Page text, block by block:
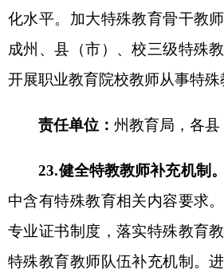
文件下载： 关于印发自治州“十四
发展提升行动实施方案的通知
分享:
图解：《自治州“十四五”特殊教育发
施方案》政策解读
各县（市）网站 媒体